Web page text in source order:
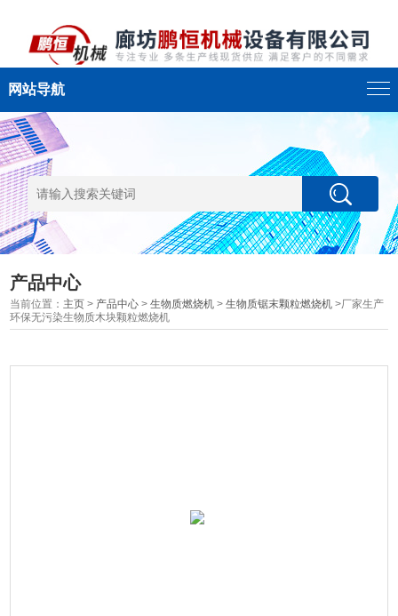
网站导航
产品中心
当前位置： 主页 > 产品中心 >生物质燃烧机 >生物质锯末颗粒燃烧机 >厂家生产
环保无污染生物质木块颗粒燃烧机